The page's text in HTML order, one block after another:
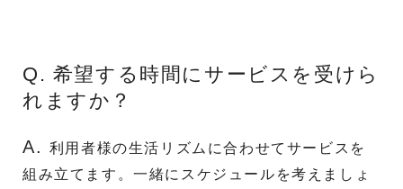
Q. 希望する時間にサービスを受けら
れますか？
A.
利用者様の生活リズムに合わせてサービスを
組み立てます。一緒にスケジュールを考えましょ